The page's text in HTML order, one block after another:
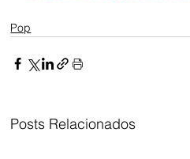
Pop
Posts Relacionados